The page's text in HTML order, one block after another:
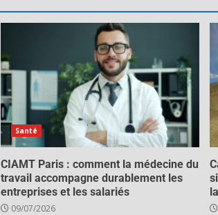
Santé
CIAMT Paris : comment la médecine du
travail accompagne durablement les
entreprises et les salariés
09/07/2026